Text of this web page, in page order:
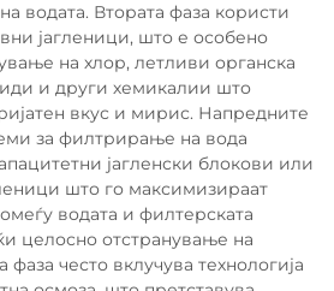
водата. Втората фаза користи
јагленици, што е особено
на хлор, летливи органска
и други хемикалии што
вкус и мирис. Напредните
за филтрирање на вода
јагленски блокови или
што го максимизираат
водата и филтерската
целосно отстранување на
фаза често вклучува технологија